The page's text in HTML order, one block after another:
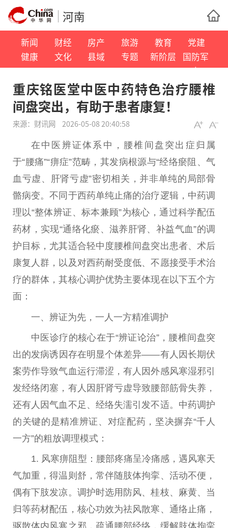
河南
新闻 财经 房产 旅游 教育
党建
健康
文化 县域 专题 新阶层
国防军
事
重庆铭医堂中医中药特色治疗腰椎
间盘突出，有助于患者康复！
来源： 财讯网 2026-05-08 20:40:58
在 中医 辨证体系中，腰椎间盘突出症归属
于“腰痛”“痹症”范畴，其发病根源与“经络瘀阻、气
血亏虚、肝肾亏虚”密切相关，并非单纯的局部骨
骼病变。不同于西药单纯止痛的治疗逻辑，中药调
理以“整体辨证、标本兼顾”为核心，通过科学配伍
药材，实现“通络化瘀、滋养肝肾、补益气血”的调
护目标，尤其适合轻中度腰椎间盘突出患者、术后
康复人群，以及对西药耐受度低、不愿接受手术治
疗的群体，其核心调护优势主要体现在以下五个方
面：
一、辨证为先，一人一方精准调护
中医诊疗的核心在于“辨证论治”，腰椎间盘突
出的发病诱因存在明显个体差异——有人因长期伏
案劳作导致气血运行滞涩，有人因外感风寒湿邪引
发经络闭塞，有人因肝肾亏虚导致腰部筋骨失养，
还有人因气血不足、经络失濡引发不适。中药调护
的关键的是精准辨证、对症配药，坚决摒弃“千人
一方”的粗放调理模式：
1. 风寒痹阻型：腰部疼痛呈冷痛感，遇风寒天
气加重，得温则舒，常伴随肢体拘挛、活动不便，
偶有下肢发凉。调护时选用防风、桂枝、麻黄、当
归等药材配伍，核心功效为祛风散寒、通络止痛，